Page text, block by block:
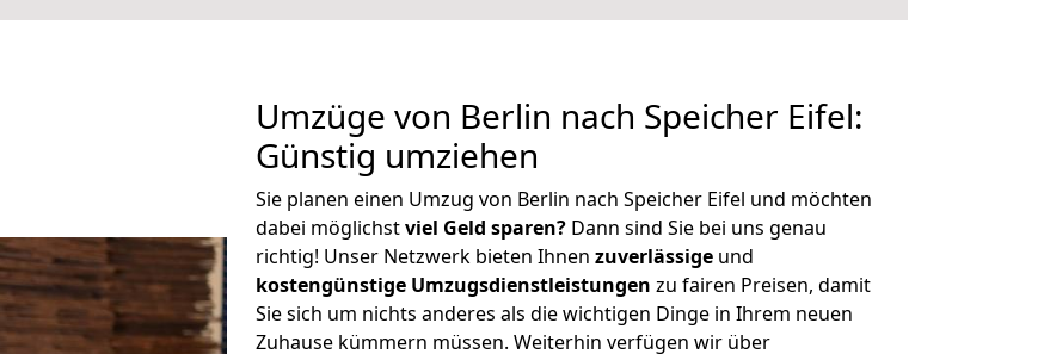
Umzüge von Berlin nach Speicher Eifel:
Günstig umziehen
Sie planen einen Umzug von Berlin nach Speicher Eifel und möchten
dabei möglichstviel Geld sparen? Dann sind Sie bei uns genau
richtig! Unser Netzwerk bieten Ihnen zuverlässige und
kostengünstige Umzugsdienstleistungen zu fairen Preisen, damit
Sie sich um nichts anderes als die wichtigen Dinge in Ihrem neuen
Zuhause kümmern müssen. Weiterhin verfügen wir über